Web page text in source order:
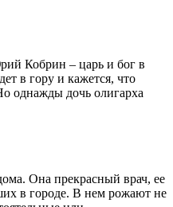
Кобрин – царь и бог в
в гору и кажется, что
однажды дочь олигарха
Она прекрасный врач, ее
в городе. В нем рожают не